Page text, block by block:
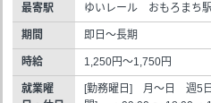
最寄駅 ゆいレール おもろまち
期間 即日～長期
時給 1,250円～1,750円
就業曜
[勤務曜日] 月～日 週5